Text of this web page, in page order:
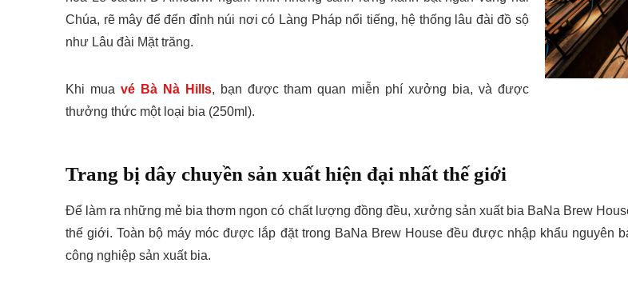
Chúa, rẽ mây để đến đỉnh núi nơi có Làng Pháp nổi tiếng, hệ thống lâu đài đồ sộ
như Lâu đài Mặt trăng.
Khi mua vé Bà Nà Hills, bạn được tham quan miễn phí xưởng bia, và được
thưởng thức một loại bia (250ml).
Trang bị dây chuyền sản xuất hiện đại nhất thế giới
Để làm ra những mẻ bia thơm ngon có chất lượng đồng đều, xưởng sản xuất bia BaNa Brew
thế giới. Toàn bộ máy móc được lắp đặt trong BaNa Brew House đều được nhập khẩu
công nghiệp sản xuất bia.